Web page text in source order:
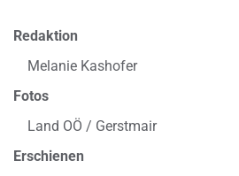
Redaktion
Melanie Kashofer
Fotos
Land OÖ / Gerstmair
Erschienen